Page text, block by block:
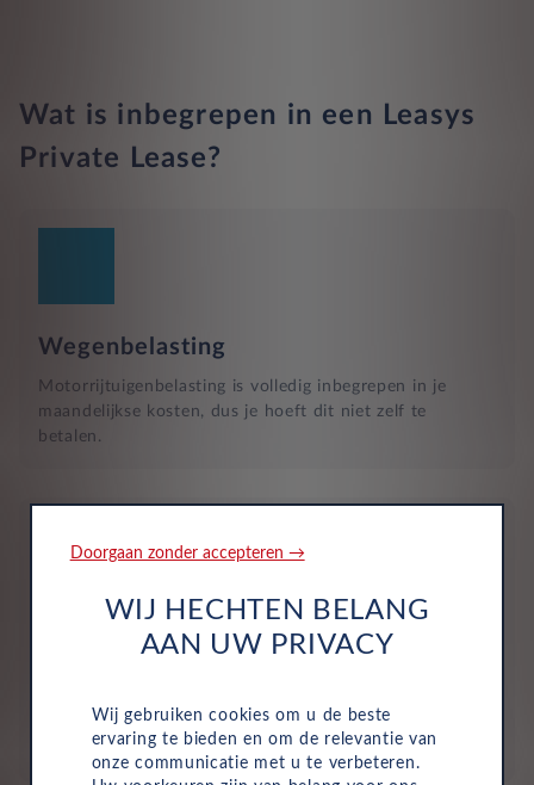
Wat is inbegrepen in een Leasys
Private Lease?
Wegenbelasting
Motorrijtuigenbelasting is volledig inbegrepen in je
maandelijkse kosten, dus je hoeft dit niet zelf te
betalen.
Verzekering
uitgebreide dekking, zodat je volledig beschermd bent in
het geval van onvoorziene ongelukken.
Doorgaan zonder accepteren →
WIJ HECHTEN BELANG
AAN UW PRIVACY
Wij gebruiken cookies om u de beste
ervaring te bieden en om de relevantie van
onze communicatie met u te verbeteren.